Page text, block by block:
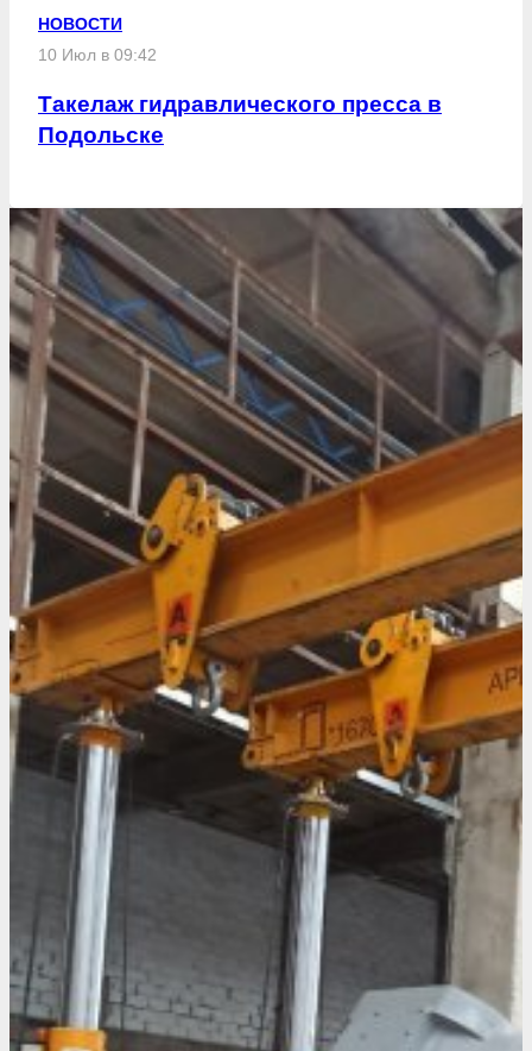
НОВОСТИ
10 Июл в 09:42
Такелаж гидравлического пресса в
Подольске